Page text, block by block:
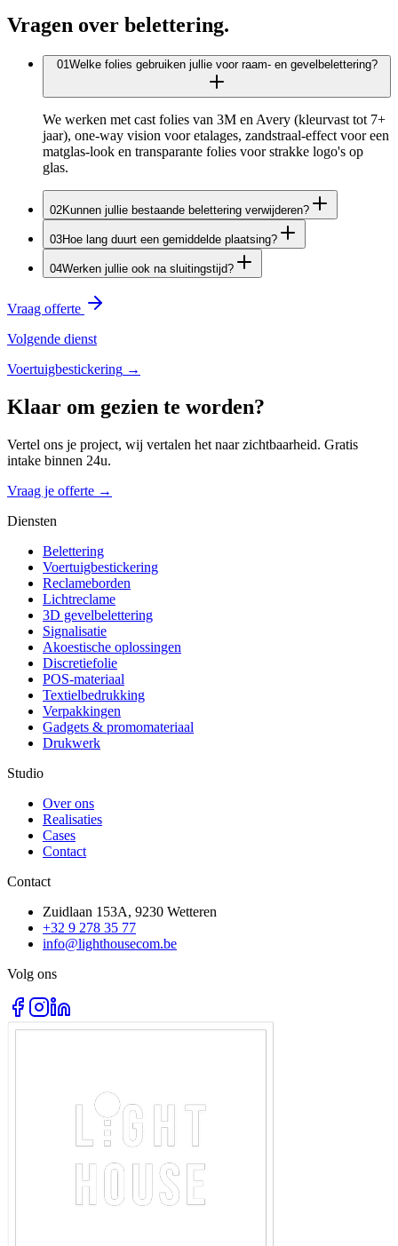
Vragen over belettering.
01Welke folies gebruiken jullie voor raam- en gevelbelettering?
We werken met cast folies van 3M en Avery (kleurvast tot 7+
jaar), one-way vision voor etalages, zandstraal-effect voor een
matglas-look en transparante folies voor strakke logo's op
glas.
02Kunnen jullie bestaande belettering verwijderen?
03Hoe lang duurt een gemiddelde plaatsing?
04Werken jullie ook na sluitingstijd?
Vraag offerte
Volgende dienst
Voertuigbestickering →
Klaar om gezien te worden?
Vertel ons je project, wij vertalen het naar zichtbaarheid. Gratis
intake binnen 24u.
Vraag je offerte →
Diensten
Belettering
Voertuigbestickering
Reclameborden
Lichtreclame
3D gevelbelettering
Signalisatie
Akoestische oplossingen
Discretiefolie
POS-materiaal
Textielbedrukking
Verpakkingen
Gadgets & promomateriaal
Drukwerk
Studio
Over ons
Realisaties
Cases
Contact
Contact
Zuidlaan 153A, 9230 Wetteren
+32 9 278 35 77
info@lighthousecom.be
Volg ons